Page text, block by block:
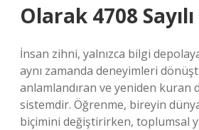
Olarak 4708
İnsan zihni, yalnızca bilgi
aynı zamanda deneyimleri
anlamlandıran ve yeniden kuran
sistemdir. Öğrenme, bireyin
biçimini değiştirirken, toplumsal